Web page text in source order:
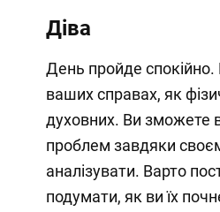
Діва
День пройде спокійно.
ваших справах, як
духовних. Ви зможете
проблем завдяки
аналізувати. Варто
подумати, як ви їх